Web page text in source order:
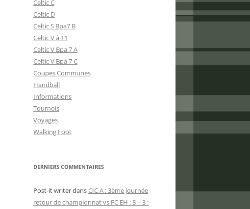
Celtic C
Celtic D
Celtic S Bpa7 B
Celtic V à 11
Celtic V Bpa 7 A
Celtic V Bpa 7 C
Coupes Communes
Handball
Informations
Tournois
Voyages
Walking Foot
DERNIERS COMMENTAIRES
Post-it writerdansCIC A : 3ème journée
retour de championnat vs FC EH : 8 – 3 :